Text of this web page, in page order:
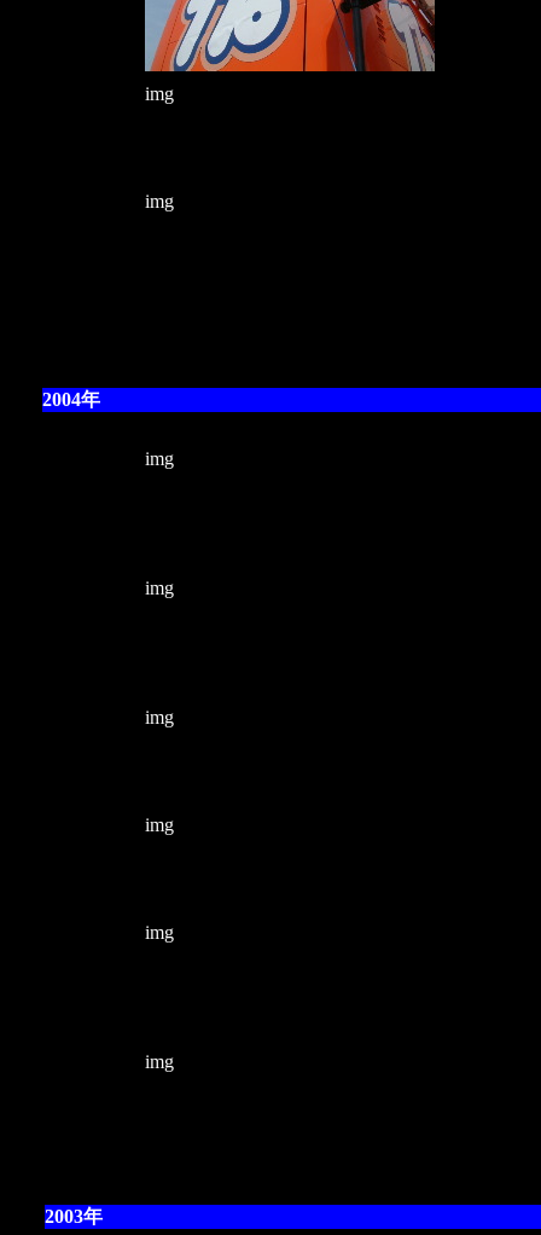
img
img
2004年
img
img
img
img
img
img
2003年